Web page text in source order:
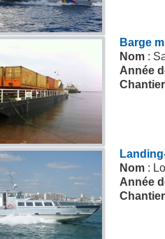
Barge
Nom :
Année
Chantier
Nom :
Année
Chantier